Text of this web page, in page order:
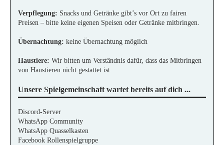
Verpflegung: Snacks und Getränke gibt’s vor Ort zu fairen
Preisen – bitte keine eigenen Speisen oder Getränke mitbringen.
Übernachtung: keine Übernachtung möglich
Haustiere: Wir bitten um Verständnis dafür, dass das Mitbringen
von Haustieren nicht gestattet ist.
Unsere Spielgemeinschaft wartet bereits auf dich ...
Discord-Server
WhatsApp Community
WhatsApp Quasselkasten
Facebook Rollenspielgruppe